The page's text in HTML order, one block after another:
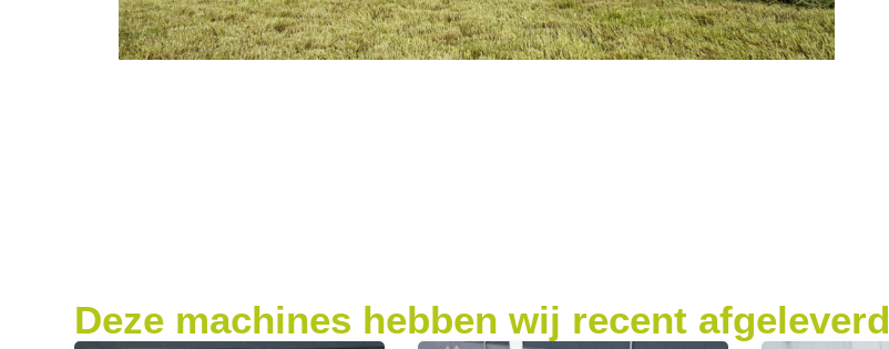
Deze machines hebben wij recent afgeleverd